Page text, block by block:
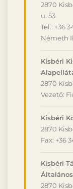
2870
u. 53.
Tel.: +36
Németh
Kisbéri
2870
Vezető:
Kisbéri
2870
Fax: +36
Kisbéri
2870